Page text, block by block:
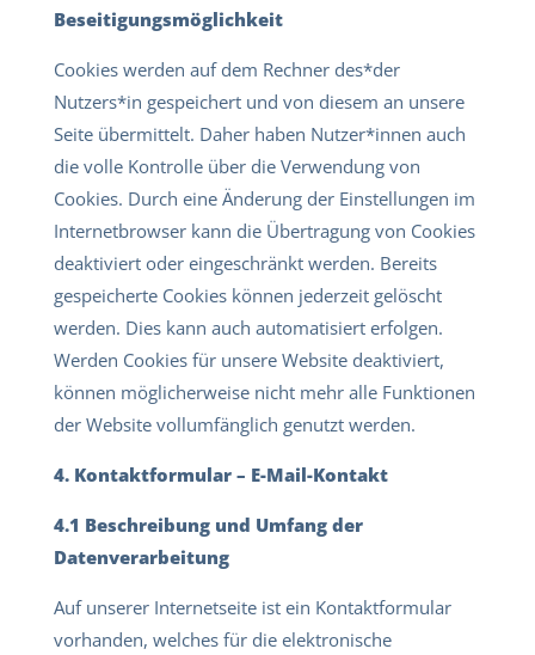
Beseitigungsmöglichkeit
Cookies werden auf dem Rechner des*der
Nutzers*in gespeichert und von diesem an unsere
Seite übermittelt. Daher haben Nutzer*innen auch
die volle Kontrolle über die Verwendung von
Cookies. Durch eine Änderung der Einstellungen im
Internetbrowser kann die Übertragung von Cookies
deaktiviert oder eingeschränkt werden. Bereits
gespeicherte Cookies können jederzeit gelöscht
werden. Dies kann auch automatisiert erfolgen.
Werden Cookies für unsere Website deaktiviert,
können möglicherweise nicht mehr alle Funktionen
der Website vollumfänglich genutzt werden.
4. Kontaktformular – E-Mail-Kontakt
4.1 Beschreibung und Umfang der
Datenverarbeitung
Auf unserer Internetseite ist ein Kontaktformular
vorhanden, welches für die elektronische